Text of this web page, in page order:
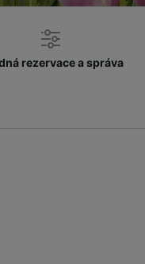
rezervace a správa